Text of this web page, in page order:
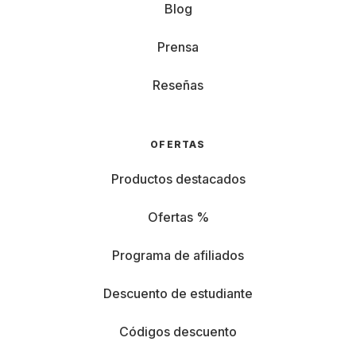
Blog
Prensa
Reseñas
OFERTAS
Productos destacados
Ofertas %
Programa de afiliados
Descuento de estudiante
Códigos descuento